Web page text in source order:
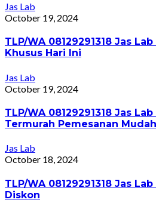
Jas Lab
October 19, 2024
TLP/WA 08129291318 Jas
Khusus Hari Ini
Jas Lab
October 19, 2024
TLP/WA 08129291318 Jas
Termurah Pemesanan Mudah
Jas Lab
October 18, 2024
TLP/WA 08129291318 Jas
Diskon